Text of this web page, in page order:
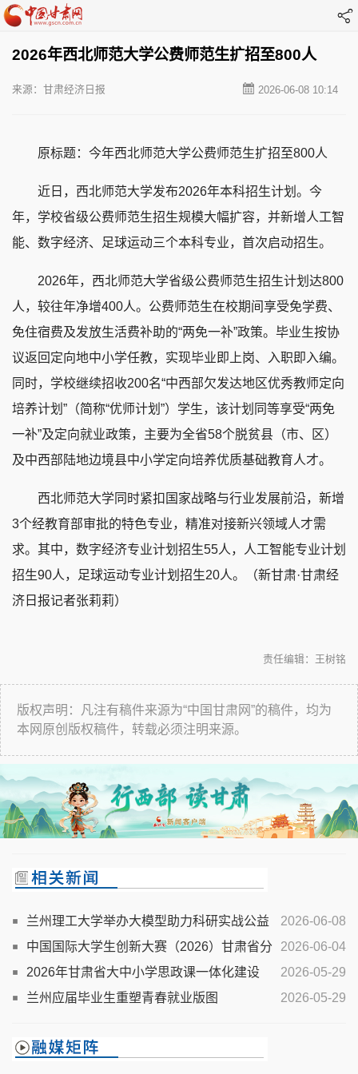
2026年西北师范大学公费师范生扩招至800人
2026-06-08 10:14
来源：甘肃经济日报
原标题：今年西北师范大学公费师范生扩招至800人
近日，西北师范大学发布2026年本科招生计划。今
年，学校省级公费师范生招生规模大幅扩容，并新增人工智
能、数字经济、足球运动三个本科专业，首次启动招生。
2026年，西北师范大学省级公费师范生招生计划达800
人，较往年净增400人。公费师范生在校期间享受免学费、
免住宿费及发放生活费补助的“两免一补”政策。毕业生按协
议返回定向地中小学任教，实现毕业即上岗、入职即入编。
同时，学校继续招收200名“中西部欠发达地区优秀教师定向
培养计划”（简称“优师计划”）学生，该计划同等享受“两免
一补”及定向就业政策，主要为全省58个脱贫县（市、区）
及中西部陆地边境县中小学定向培养优质基础教育人才。
西北师范大学同时紧扣国家战略与行业发展前沿，新增
3个经教育部审批的特色专业，精准对接新兴领域人才需
求。其中，数字经济专业计划招生55人，人工智能专业计划
招生90人，足球运动专业计划招生20人。（新甘肃·甘肃经
济日报记者张莉莉）
责任编辑：王树铭
版权声明：凡注有稿件来源为“中国甘肃网”的稿件，均为
本网原创版权稿件，转载必须注明来源。
2026-06-08
兰州理工大学举办大模型助力科研实战公益
课堂
2026-06-04
中国国际大学生创新大赛（2026）甘肃省分
赛“青年红色筑梦之旅”活动启动
2026-05-29
2026年甘肃省大中小学思政课一体化建设
“中国近现代史纲要”集体备课会在兰州交通大学成功举办
2026-05-29
兰州应届毕业生重塑青春就业版图